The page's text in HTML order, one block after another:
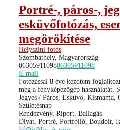
Portré-, páros-,
esküvőfotózás,
megörökítése
Helyszíni fotós
Szombathely, Magyarország
0630591109806305911098
E-mail
Fotózással 8 éve kezdtem
meg a fényképezőgép használatát.
Jegyes / Páros, Esküvő, Kismama,
Születésnap
Rendezvény, Riport, Ballagás
Divat, Portré, Portfólió, Boudoir,